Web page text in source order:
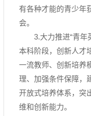
有各种才能的青少年
会。
3.大力推进“青年
本科阶段，创新人才
一流教师、创新培养
理、加强条件保障，
开放式培养体系，突
维和创新能力。